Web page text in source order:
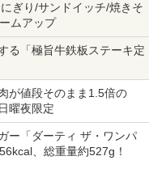
ぎり/サンドイッチ/焼きそ
ムアップ
る「極旨牛鉄板ステーキ定
が値段そのまま1.5倍の
曜夜限定
ー「ダーティ ザ・ワンパ
、総重量約527g！